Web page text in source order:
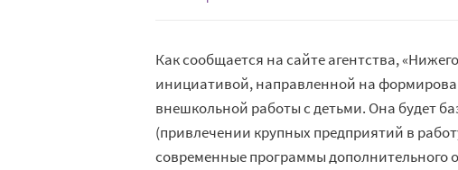
Как сообщается на сайте агентства,
инициативой, направленной на
внешкольной работы с детьми. Она будет
(привлечении крупных предприятий в
современные программы дополнительного